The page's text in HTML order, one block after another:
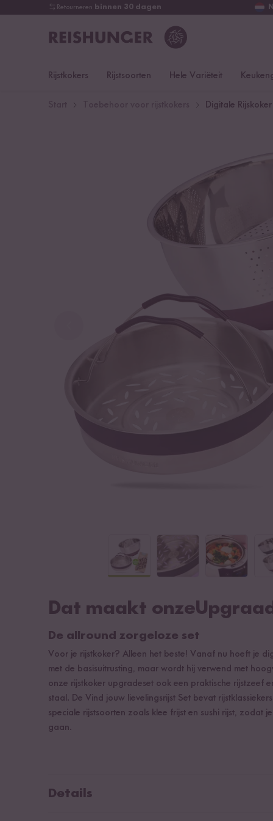
Retourneren binnen 30 dagen
Rijstkokers Rijstsoorten Hele Variëteit
Digitale
Dat maakt
De allround zorgeloze set
Voor je rijstkoker? Alleen het beste! Vanaf nu hoeft je
met de basisuitrusting, maar wordt hij verwend met
onze rijstkoker upgradeset ook een praktische rijstzeef
staal. De Vind jouw lievelingsrijst Set bevat
speciale rijstsoorten zoals klee frijst en sushi rijst, zodat
gaan.
Details